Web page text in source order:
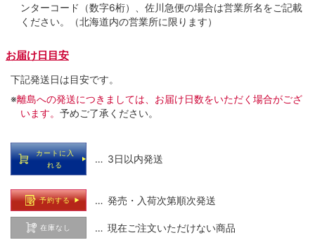
ンターコード（数字6桁）、佐川急便の場合は営業所名をご記載
ください。（北海道内の営業所に限ります）
お届け日目安
下記発送日は目安です。
※離島への発送につきましては、お届け日数をいただく場合がござ
います。 予めご了承ください。
カートに入
れる
… 3日以内発送
予約する … 発売・入荷次第順次発送
在庫なし … 現在ご注文いただけない商品